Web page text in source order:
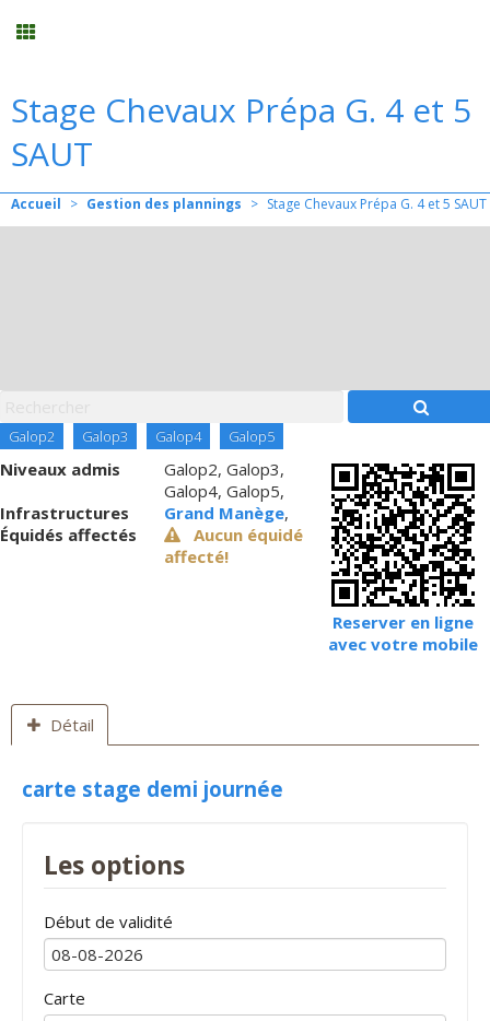
Planning
Stage Chevaux Prépa G. 4 et 5
SAUT
Accueil > Gestion des plannings > Stage Chevaux Prépa G. 4 et 5 SAUT
Galop2 Galop3 Galop4 Galop5
Reserver en ligne
avec votre mobile
Niveaux admis
Galop2, Galop3,
Galop4, Galop5,
Infrastructures
Grand Manège,
Équidés affectés
Aucun équidé
affecté!
Détail
carte stage demi journée
Les options
Début de validité
Carte